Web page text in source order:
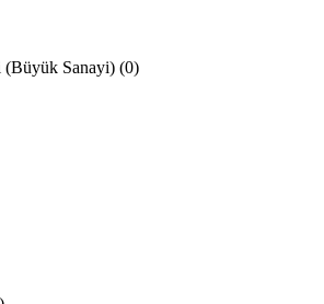
(Büyük Sanayi) (0)